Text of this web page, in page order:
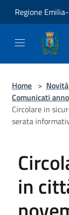
Regione
Home > Novità
Comunicati
Circolare in
serata
in